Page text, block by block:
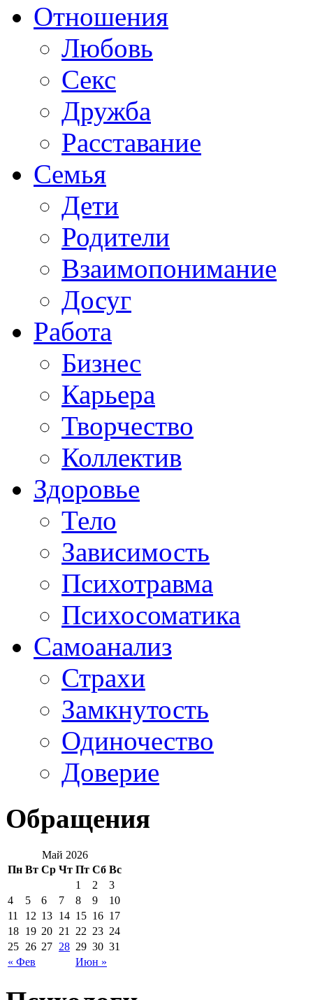
Отношения
Любовь
Секс
Дружба
Расставание
Семья
Дети
Родители
Взаимопонимание
Досуг
Работа
Бизнес
Карьера
Творчество
Коллектив
Здоровье
Тело
Зависимость
Психотравма
Психосоматика
Самоанализ
Страхи
Замкнутость
Одиночество
Доверие
Обращения
Май 2026
Пн Вт Ср Чт Пт Сб Вс
« Фев Июн »
1 2
3
4
5 6 7 8 9
10
11
12 13 14 15 16 17
18 19 20 21 22 23 24
25 26 27 28 29 30 31